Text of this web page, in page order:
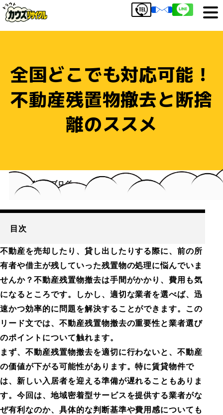
全国どこでも対応可能！
不動産残置物撤去と断捨
離のススメ
HOME
ブログ
全国どこでも対応可能！不動産残置物撤去と断捨離のス
スメ
目次
不動産を売却したり、貸し出したりする際に、前の所
有者や借主が残していった残置物の処理に悩んでいま
せんか？不動産残置物撤去は手間がかかり、費用も気
になるところです。しかし、適切な業者を選べば、迅
速かつ効率的に問題を解決することができます。この
リード文では、不動産残置物撤去の重要性と業者選び
のポイントについて触れます。
まず、不動産残置物撤去を適切に行わないと、不動産
の価値が下がる可能性があります。特に賃貸物件で
は、新しい入居者を迎える準備が遅れることもありま
す。今回は、地域密着型サービスを提供する業者がな
ぜ有利なのか、具体的な判断基準や費用感についても